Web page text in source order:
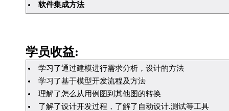
软件集成方法
学员收益:
学习了通过建模进行需求分析，设计的方法
学习了基于模型开发流程及方法
理解了怎么从用例图到其他图的转换
了解了设计开发过程，了解了自动设计.测试等工具